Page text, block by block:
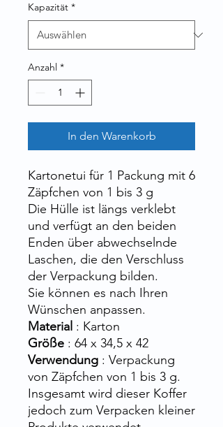
Kapazität *
Anzahl *
In den Warenkorb
Kartonetui für 1 Packung mit 6
Zäpfchen von 1 bis 3 g
Die Hülle ist längs verklebt
und verfügt an den beiden
Enden über abwechselnde
Laschen, die den Verschluss
der Verpackung bilden.
Sie können es nach Ihren
Wünschen anpassen.
Material : Karton
Größe : 64 x 34,5 x 42
Verwendung : Verpackung
von Zäpfchen von 1 bis 3 g.
Insgesamt wird dieser Koffer
jedoch zum Verpacken kleiner